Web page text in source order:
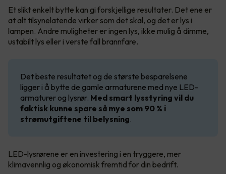
Et slikt enkelt bytte kan gi forskjellige resultater. Det ene er
at alt tilsynelatende virker som det skal, og det er lys i
lampen. Andre muligheter er ingen lys, ikke mulig å dimme,
ustabilt lys eller i verste fall brannfare.
Det beste resultatet og de største besparelsene
ligger i å bytte de gamle armaturene med nye LED-
armaturer og lysrør. Med smart lysstyring vil du
faktisk kunne spare så mye som 90 % i
strømutgiftene til belysning.
LED-lysrørene er en investering i en tryggere, mer
klimavennlig og økonomisk fremtid for din bedrift.